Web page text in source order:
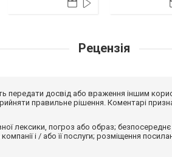
Рецензія
передати досвід або враження іншим
правильне рішення. Коментарі
лексики, погроз або образ;
і / або її послуги; розміщення